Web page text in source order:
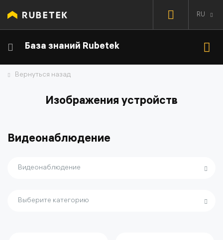
RU
База знаний Rubetek
Вернуться назад
Изображения устройств
Видеонаблюдение
Видеонаблюдение
Выберите категорию